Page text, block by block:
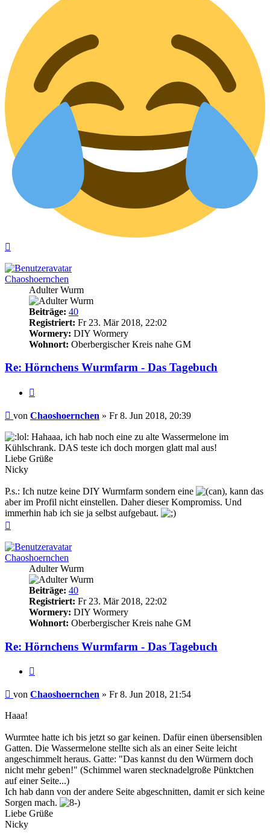
Chaoshoernchen
Adulter Wurm
Beiträge: 40
Registriert: Fr 23. Mär 2018, 22:02
Wormery: DIY Wormery
Wohnort: Oberbergischer Kreis nahe GM
Re: Hörnchens Wurmfarm - Das Tagebuch
Beitrag
von Chaoshoernchen » Fr 8. Jun 2018, 20:39
Hahaaa, ich hab noch eine zu alte Wassermelone im
Kühlschrank. DAS teste ich doch morgen glatt mal aus!
Liebe Grüße
Nicky
P.s.: Ich nutze keine DIY Wurmfarm sondern eine
, kann das
aber im Profil nicht einstellen. Daher dieser Kompromiss. Und
immerhin hab ich sie ja selbst aufgebaut.
Chaoshoernchen
Adulter Wurm
Beiträge: 40
Registriert: Fr 23. Mär 2018, 22:02
Wormery: DIY Wormery
Wohnort: Oberbergischer Kreis nahe GM
Re: Hörnchens Wurmfarm - Das Tagebuch
Beitrag
von Chaoshoernchen » Fr 8. Jun 2018, 21:54
Haaa!
Wurmtee hatte ich bis jetzt so gar keinen. Dafür einen übersensiblen
Gatten. Die Wassermelone stellte sich als an einer Seite leicht
angeschimmelt heraus. Gatte: "Das kannst du den Würmern doch
nicht mehr geben!" (Schimmel waren stecknadelgroße Pünktchen
auf einer Seite...)
Ich hab dann von der andere Seite abgeschnitten, damit er sich keine
Sorgen mach.
Liebe Grüße
Nicky